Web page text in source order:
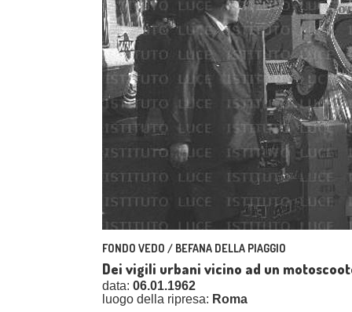
FONDO VEDO / BEFANA DELLA PIAGGIO
Dei vigili urbani vicino ad un
data: 06.01.1962
luogo della ripresa: Roma